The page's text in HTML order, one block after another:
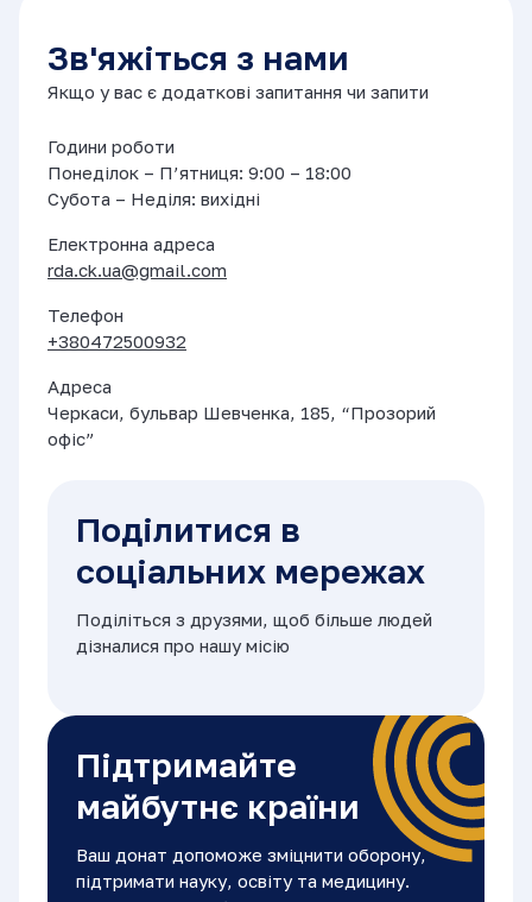
Зв'яжіться з нами
Якщо у вас є додаткові запитання чи запити
Години роботи
Понеділок – П’ятниця: 9:00 – 18:00
Субота – Неділя: вихідні
Електронна адреса
rda.ck.ua@gmail.com
Телефон
+380472500932
Aдреса
Черкаси, бульвар Шевченка, 185, “Прозорий
офiс”
Поділитися в
соціальних мережах
Поділіться з друзями, щоб більше людей
дізналися про нашу місію
Підтримайте
майбутнє країни
Ваш донат допоможе зміцнити оборону,
підтримати науку, освіту та медицину.